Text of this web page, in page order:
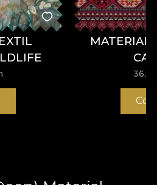
MATERIAL